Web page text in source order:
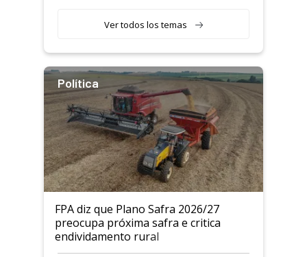
Ver todos los temas
Política
FPA diz que Plano Safra 2026/27
preocupa próxima safra e critica
endividamento rural